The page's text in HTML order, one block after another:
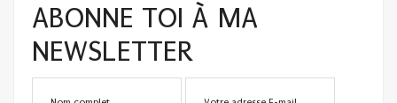
ABONNE TOI À MA
NEWSLETTER